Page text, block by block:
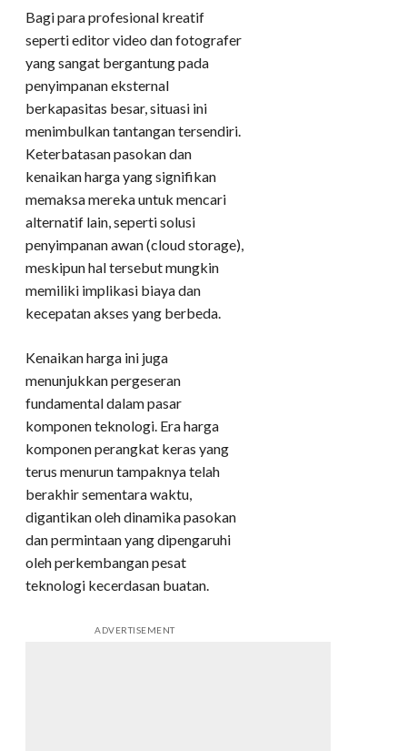
Bagi para profesional kreatif
seperti editor video dan fotografer
yang sangat bergantung pada
penyimpanan eksternal
berkapasitas besar, situasi ini
menimbulkan tantangan tersendiri.
Keterbatasan pasokan dan
kenaikan harga yang signifikan
memaksa mereka untuk mencari
alternatif lain, seperti solusi
penyimpanan awan (cloud storage),
meskipun hal tersebut mungkin
memiliki implikasi biaya dan
kecepatan akses yang berbeda.
Kenaikan harga ini juga
menunjukkan pergeseran
fundamental dalam pasar
komponen teknologi. Era harga
komponen perangkat keras yang
terus menurun tampaknya telah
berakhir sementara waktu,
digantikan oleh dinamika pasokan
dan permintaan yang dipengaruhi
oleh perkembangan pesat
teknologi kecerdasan buatan.
ADVERTISEMENT